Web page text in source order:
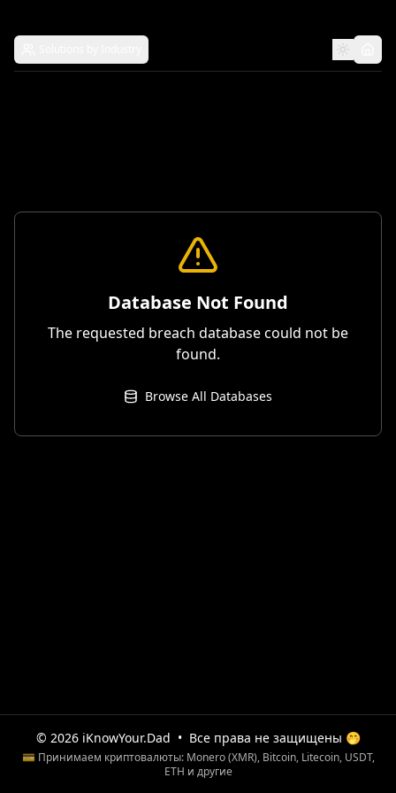
Database Not Found
The requested breach database could not be
found.
Browse All Databases
© 2026 iKnowYour.Dad • Все права не защищены 🤭
💳 Принимаем криптовалюты: Monero (XMR), Bitcoin, Litecoin, USDT,
ETH и другие